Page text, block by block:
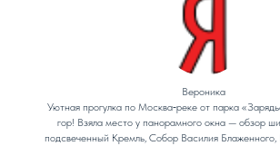
Вероника
Уютная прогулка по Москва‑реке от парка
гор! Взяла место у панорамного окна — обзор
подсвеченный Кремль, Собор Василия